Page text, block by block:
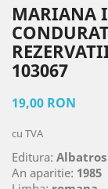
MARIANA
103067
19,00 RON
cu TVA
Editura: Albatros
An aparitie: 1985